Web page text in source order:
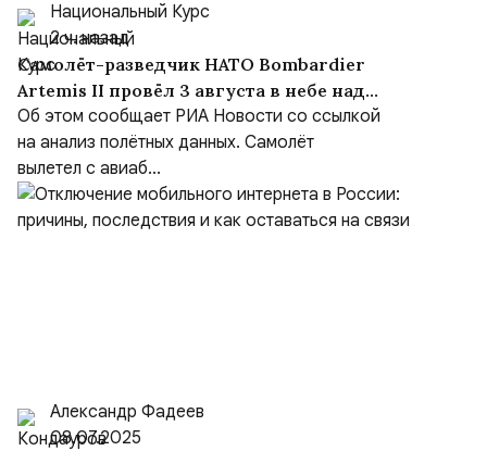
Национальный Курс
2 ч. назад
Самолёт-разведчик НАТО Bombardier
Artemis II провёл 3 августа в небе над
Чёрным морем около девяти часов
Об этом сообщает РИА Новости со ссылкой
на анализ полётных данных. Самолёт
вылетел с авиаб...
Александр Фадеев
08.07.2025